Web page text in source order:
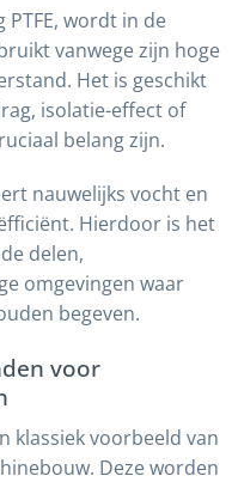
wordt in de
vanwege zijn hoge
Het is geschikt
isolatie-effect of
belang zijn.
nauwelijks vocht en
Hierdoor is het
delen,
omgevingen waar
begeven.
voor
klassiek voorbeeld van
Deze worden